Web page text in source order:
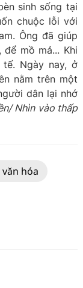
sinh sống tại
chuộc lỗi với
Ông đã giúp
mồ mả... Khi
Ngày nay, ở
nằm trên một
dân lại nhớ
Nhìn vào thấp
hóa